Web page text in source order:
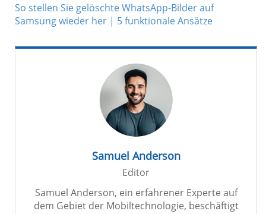
So stellen Sie gelöschte WhatsApp-Bilder auf
Samsung wieder her | 5 funktionale Ansätze
Samuel Anderson
Editor
Samuel Anderson, ein erfahrener Experte auf
dem Gebiet der Mobiltechnologie, beschäftigt